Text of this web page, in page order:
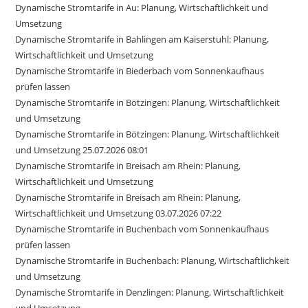
Dynamische Stromtarife in Au: Planung, Wirtschaftlichkeit und
Umsetzung
Dynamische Stromtarife in Bahlingen am Kaiserstuhl: Planung,
Wirtschaftlichkeit und Umsetzung
Dynamische Stromtarife in Biederbach vom Sonnenkaufhaus
prüfen lassen
Dynamische Stromtarife in Bötzingen: Planung, Wirtschaftlichkeit
und Umsetzung
Dynamische Stromtarife in Bötzingen: Planung, Wirtschaftlichkeit
und Umsetzung 25.07.2026 08:01
Dynamische Stromtarife in Breisach am Rhein: Planung,
Wirtschaftlichkeit und Umsetzung
Dynamische Stromtarife in Breisach am Rhein: Planung,
Wirtschaftlichkeit und Umsetzung 03.07.2026 07:22
Dynamische Stromtarife in Buchenbach vom Sonnenkaufhaus
prüfen lassen
Dynamische Stromtarife in Buchenbach: Planung, Wirtschaftlichkeit
und Umsetzung
Dynamische Stromtarife in Denzlingen: Planung, Wirtschaftlichkeit